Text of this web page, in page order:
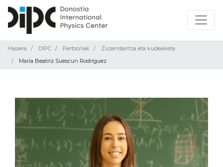
Hasiera DIPC Pertsonak
Zuzendaritza eta kudeaketa
Maria Beatriz Suescun Rodríguez